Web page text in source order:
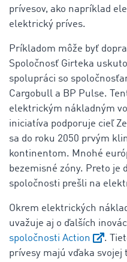
prívesov, ako napríklad
elektrický príves.
Príkladom môže byť
Spoločnosť Girteka
spolupráci so
Cargobull a BP Pulse.
elektrickým nákladným
iniciatíva podporuje cieľ
sa do roku 2050 prvým
kontinentom. Mnohé
bezemisné zóny. Preto je
spoločnosti prešli na
Okrem elektrických
uvažuje aj o ďalších
spoločnosti Action
.
prívesy majú vďaka